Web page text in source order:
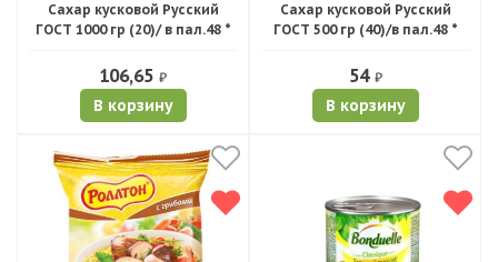
Сахар кусковой Русский
ГОСТ 1000 гр (20)/ в пал.48 *
106,65 ₽
В корзину
Сахар кусковой Русский
ГОСТ 500 гр (40)/в пал.48 *
54 ₽
В корзину